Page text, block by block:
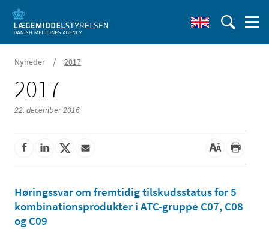
Nyheder / 2017
2017
22. december 2016
Høringssvar om fremtidig tilskudsstatus for 5
kombinationsprodukter i ATC-gruppe C07, C08
og C09